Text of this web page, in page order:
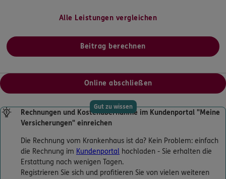
Alle Leistungen vergleichen
Beitrag berechnen
Online abschließen
Gut zu wissen
Rechnungen und Kostenübernahme im Kundenportal "Meine
Versicherungen" einreichen
Die Rechnung vom Krankenhaus ist da? Kein Problem: einfach
die Rechnung im Kundenportal hochladen - Sie erhalten die
Erstattung nach wenigen Tagen.
Registrieren Sie sich und profitieren Sie von vielen weiteren